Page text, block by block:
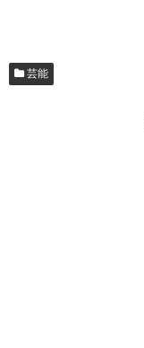
芸能